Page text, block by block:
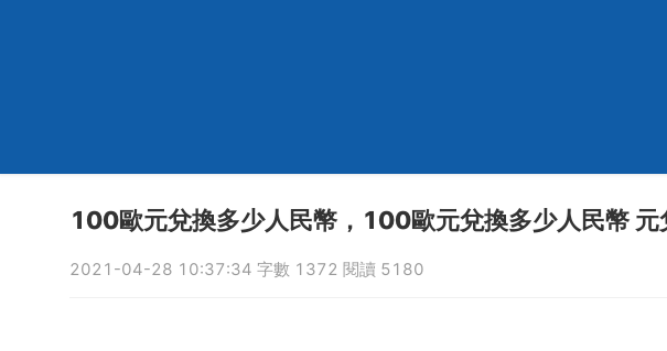
100歐元兌換多少人民幣，100歐元兌換多少人民幣 元
2021-04-28 10:37:34 字數 1372 閱讀 5180